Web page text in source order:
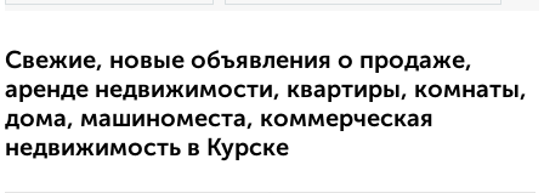
Свежие, новые объявления о продаже,
аренде недвижимости, квартиры, комнаты,
дома, машиноместа, коммерческая
недвижимость в Курске